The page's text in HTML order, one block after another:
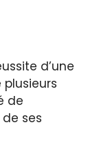
d’une
de
ses